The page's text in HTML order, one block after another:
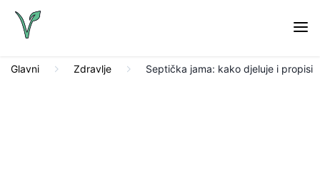
Glavni Zdravlje Septička jama: kako djeluje i propisi